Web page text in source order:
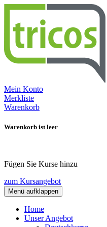
Mein Konto
Merkliste
Warenkorb
Warenkorb ist leer
Fügen Sie Kurse hinzu
zum Kursangebot
Menü aufklappen
Home
Unser Angebot